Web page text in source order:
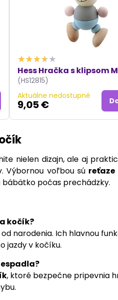
Hess Hračka s klipsom
(HS12815)
Aktuálne nedostupné
9,05 €
nielen dizajn, ale aj
Výbornou voľbou sú
bábätko počas prechádzky.
kočík?
narodenia. Ich hlavnou
jazdy v kočíku.
, ktoré bezpečne pripevnia